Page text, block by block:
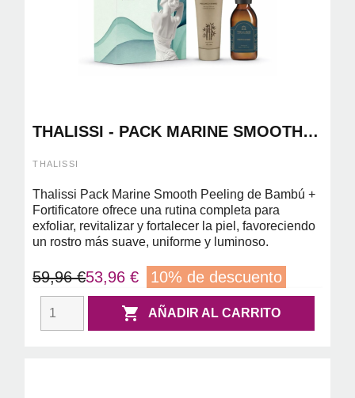
THALISSI - PACK MARINE SMOOTH
FORTIFICATORE 150ML
THALISSI
Thalissi Pack Marine Smooth Peeling de Bambú +
Fortificatore ofrece una rutina completa para
exfoliar, revitalizar y fortalecer la piel, favoreciendo
un rostro más suave, uniforme y luminoso.
59,96 €53,96 € 10% de descuento
 AÑADIR AL CARRITO